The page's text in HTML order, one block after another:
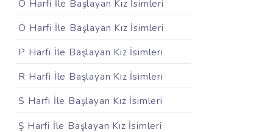
O Harfi İle Başlayan Kız İsimleri
Ö Harfi İle Başlayan Kız İsimleri
P Harfi İle Başlayan Kız İsimleri
R Harfi İle Başlayan Kız İsimleri
S Harfi İle Başlayan Kız İsimleri
Ş Harfi İle Başlayan Kız İsimleri